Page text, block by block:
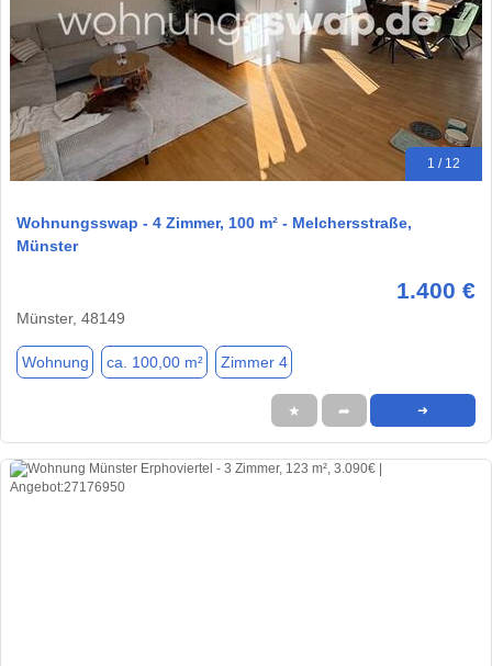
1 / 12
Wohnungsswap - 4 Zimmer, 100 m² - Melchersstraße,
Münster
1.400 €
Münster, 48149
Wohnung ca. 100,00 m² Zimmer 4
★ ➦ ➜